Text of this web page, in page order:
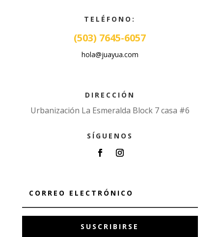
TELÉFONO:
(503) 7645-6057
hola@juayua.com
DIRECCIÓN
Urbanización La Esmeralda Block 7 casa #6
SÍGUENOS
SUSCRIBIRSE